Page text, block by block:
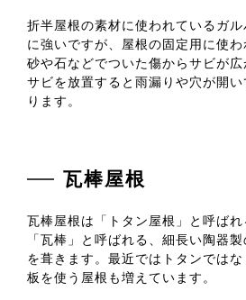
折半屋根の素材に使われているガ
に強いですが、屋根の固定用に使わ
砂や石などでついた傷からサビが広
サビを放置すると雨漏りや穴が開
ります。
瓦棒屋根
瓦棒屋根は「トタン屋根」と呼ばれ
「瓦棒」と呼ばれる、細長い陶器
を葺きます。最近ではトタンでは
板を使う屋根も増えています。